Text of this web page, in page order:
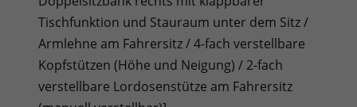
Tischfunktion und Stauraum unter dem Sitz /
Armlehne am Fahrersitz / 4-fach verstellbare
Kopfstützen (Höhe und Neigung) / 2-fach
verstellbare Lordosenstütze am Fahrersitz